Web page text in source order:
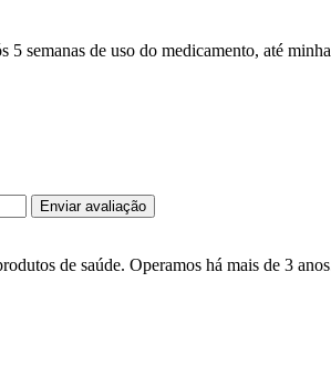
semanas de uso do medicamento, até
Enviar avaliação
de saúde. Operamos há mais de 3